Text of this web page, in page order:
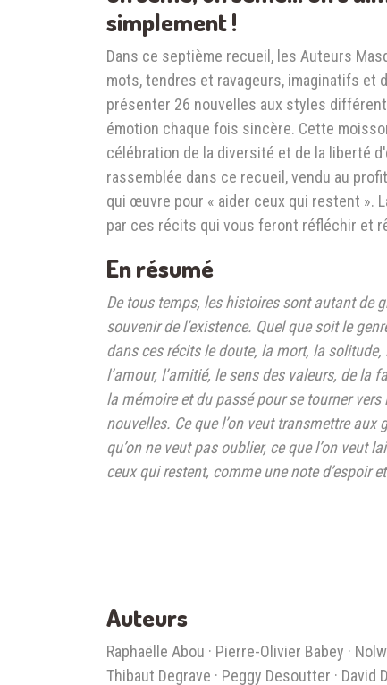
simplement !
Dans ce septième recueil, les Auteurs
mots, tendres et ravageurs, imaginatifs et
présenter 26 nouvelles aux styles
émotion chaque fois sincère. Cette
célébration de la diversité et de la liberté
rassemblée dans ce recueil, vendu au
qui œuvre pour « aider ceux qui restent ».
par ces récits qui vous feront réfléchir et
En résumé
De tous temps, les histoires sont autant de
souvenir de l’existence. Quel que soit le
dans ces récits le doute, la mort, la
l’amour, l’amitié, le sens des valeurs, de la
la mémoire et du passé pour se tourner vers
nouvelles. Ce que l’on veut transmettre aux
qu’on ne veut pas oublier, ce que l’on veut
ceux qui restent, comme une note d’espoir
Auteurs
Raphaëlle Abou · Pierre-Olivier Babey ·
Thibaut Degrave · Peggy Desoutter · David